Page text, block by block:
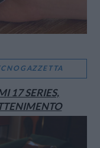
17 SERIES,